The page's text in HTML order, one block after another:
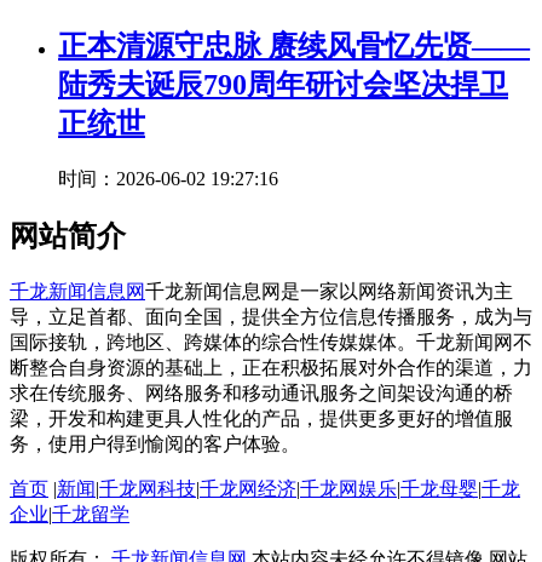
正本清源守忠脉 赓续风骨忆先贤——
陆秀夫诞辰790周年研讨会坚决捍卫
正统世
时间：2026-06-02 19:27:16
网站简介
千龙新闻信息网千龙新闻信息网是一家以网络新闻资讯为主
导，立足首都、面向全国，提供全方位信息传播服务，成为与
国际接轨，跨地区、跨媒体的综合性传媒媒体。千龙新闻网不
断整合自身资源的基础上，正在积极拓展对外合作的渠道，力
求在传统服务、网络服务和移动通讯服务之间架设沟通的桥
梁，开发和构建更具人性化的产品，提供更多更好的增值服
务，使用户得到愉阅的客户体验。
首页 |新闻|千龙网科技|千龙网经济|千龙网娱乐|千龙母婴|千龙
企业|千龙留学